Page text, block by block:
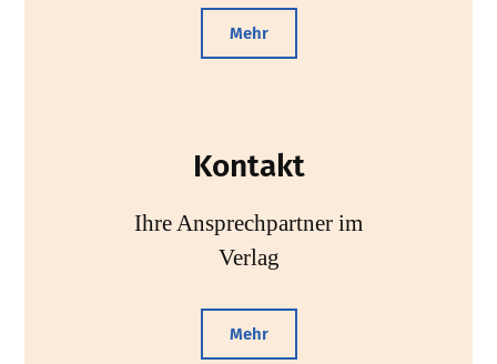
Mehr
Kontakt
Ihre Ansprechpartner im
Verlag
Mehr